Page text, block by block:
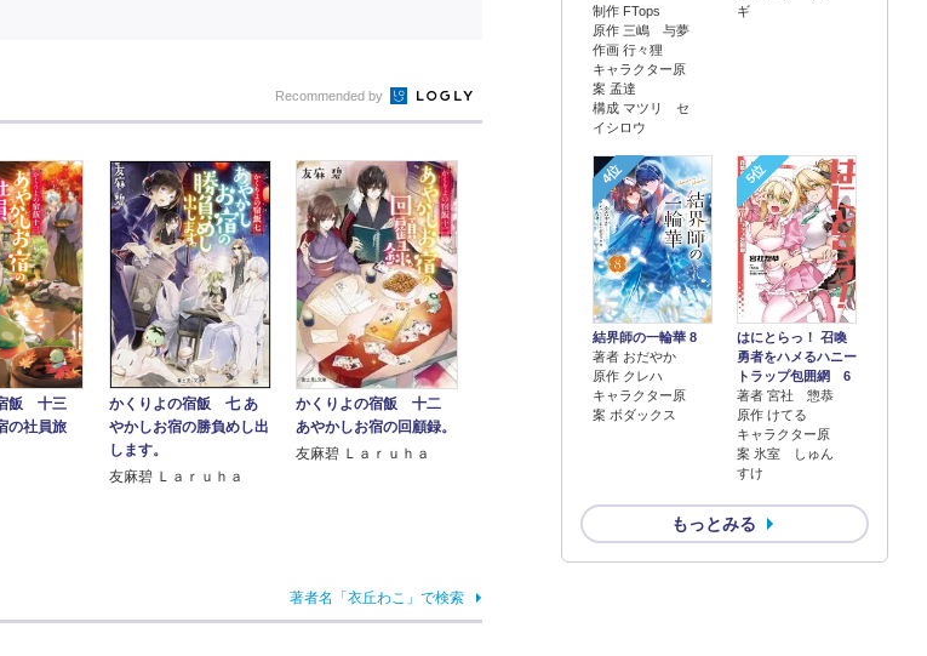
制作 FTops
原作 三嶋 与夢
作画 行々狸
キャラクター原
案 孟達
構成 マツリ セ
イシロウ
ギ
4位
結界師の一輪華 8
著者 おだやか
原作 クレハ
キャラクター原
案 ボダックス
5位
はにとらっ！ 召喚
勇者をハメるハニー
トラップ包囲網 6
著者 宮社 惣恭
原作 けてる
キャラクター原
案 氷室 しゅん
すけ
もっとみる
Recommended by
飯 十三
の社員旅
かくりよの宿飯 七 あ
やかしお宿の勝負めし出
します。
友麻碧 Ｌａｒｕｈａ
かくりよの宿飯 十二
あやかしお宿の回顧録。
友麻碧 Ｌａｒｕｈａ
著者名「衣丘わこ」で検索